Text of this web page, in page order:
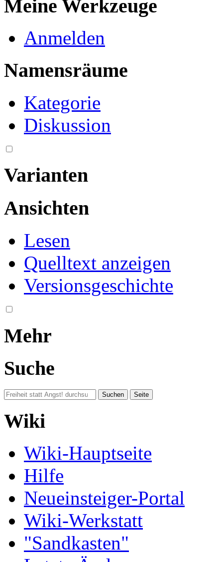
Meine Werkzeuge
Anmelden
Namensräume
Kategorie
Diskussion
Varianten
Ansichten
Lesen
Quelltext anzeigen
Versionsgeschichte
Mehr
Suche
Wiki
Wiki-Hauptseite
Hilfe
Neueinsteiger-Portal
Wiki-Werkstatt
"Sandkasten"